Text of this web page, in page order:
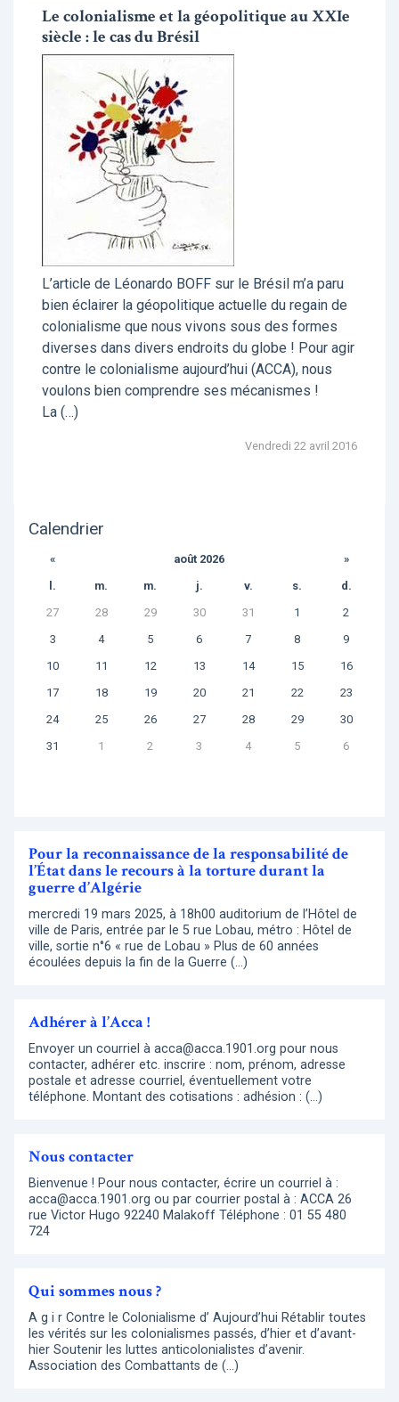
Le colonialisme et la géopolitique au XXIe
siècle : le cas du Brésil
L’article de Léonardo BOFF sur le Brésil m’a paru
bien éclairer la géopolitique actuelle du regain de
colonialisme que nous vivons sous des formes
diverses dans divers endroits du globe ! Pour agir
contre le colonialisme aujourd’hui (ACCA), nous
voulons bien comprendre ses mécanismes !
La (…)
Vendredi 22 avril 2016
Calendrier
« août 2026
»
l.
m. m. j. v. s.
d.
27
28 29 30 31 1
2
3
4 5 6 7 8
9
10
11 12 13 14 15
16
17
18 19 20 21 22
23
24
25 26 27 28 29
30
31
1 2 3 4 5 6
Pour la reconnaissance de la responsabilité de
l’État dans le recours à la torture durant la
guerre d’Algérie
mercredi 19 mars 2025, à 18h00 auditorium de l’Hôtel de
ville de Paris, entrée par le 5 rue Lobau, métro : Hôtel de
ville, sortie n°6 « rue de Lobau » Plus de 60 années
écoulées depuis la fin de la Guerre (…)
Adhérer à l’Acca !
Envoyer un courriel à acca@acca.1901.org pour nous
contacter, adhérer etc. inscrire : nom, prénom, adresse
postale et adresse courriel, éventuellement votre
téléphone. Montant des cotisations : adhésion : (…)
Nous contacter
Bienvenue ! Pour nous contacter, écrire un courriel à :
acca@acca.1901.org ou par courrier postal à : ACCA 26
rue Victor Hugo 92240 Malakoff Téléphone : 01 55 480
724
Qui sommes nous ?
A g i r Contre le Colonialisme d’ Aujourd’hui Rétablir toutes
les vérités sur les colonialismes passés, d’hier et d’avant-
hier Soutenir les luttes anticolonialistes d’avenir.
Association des Combattants de (…)